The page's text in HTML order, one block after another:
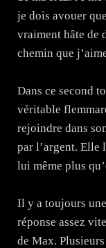
je dois avouer
vraiment hâte de
chemin que
Dans ce second
véritable
rejoindre dans
par l’argent. Elle
lui même plus
Il y a toujours
réponse assez
de Max.